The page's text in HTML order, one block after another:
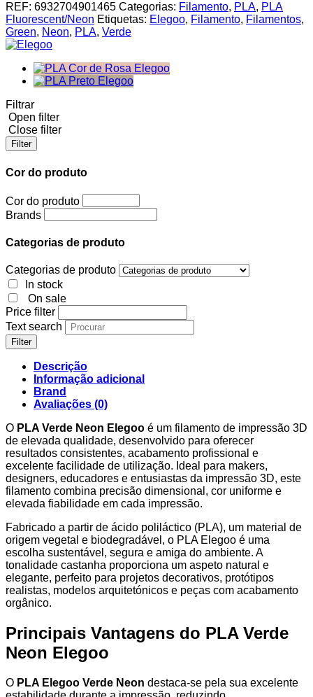
REF: 6932704901465 Categorias: Filamento, PLA, PLA
Fluorescent/Neon Etiquetas: Elegoo, Filamento, Filamentos,
Green, Neon, PLA, Verde
Filtrar
Open filter
Close filter
Filter
Cor do produto
Cor do produto
Brands
Categorias de produto
Categorias de produto
In stock
On sale
Price filter
Text search
Filter
Descrição
Informação adicional
Brand
Avaliações (0)
O PLA Verde Neon Elegoo é um filamento de impressão 3D
de elevada qualidade, desenvolvido para oferecer
resultados consistentes, acabamento profissional e
excelente facilidade de utilização. Ideal para makers,
designers, educadores e entusiastas da impressão 3D, este
filamento combina precisão dimensional, cor uniforme e
elevada fiabilidade em cada impressão.
Fabricado a partir de ácido poliláctico (PLA), um material de
origem vegetal e biodegradável, o PLA Elegoo é uma
escolha sustentável, segura e amiga do ambiente. A
tonalidade castanha proporciona um aspeto natural e
elegante, perfeito para projetos decorativos, protótipos
realistas, modelos arquitetónicos e peças com acabamento
orgânico.
Principais Vantagens do PLA Verde
Neon Elegoo
O PLA Elegoo Verde Neon destaca-se pela sua excelente